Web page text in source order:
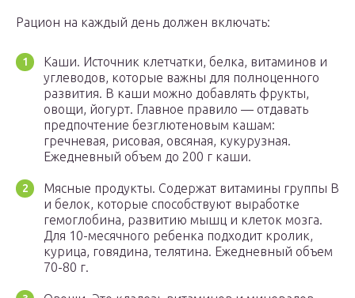
Рацион на каждый день должен включать:
Каши. Источник клетчатки, белка, витаминов и
углеводов, которые важны для полноценного
развития. В каши можно добавлять фрукты,
овощи, йогурт. Главное правило — отдавать
предпочтение безглютеновым кашам:
гречневая, рисовая, овсяная, кукурузная.
Ежедневный объем до 200 г каши.
Мясные продукты. Содержат витамины группы В
и белок, которые способствуют выработке
гемоглобина, развитию мышц и клеток мозга.
Для 10-месячного ребенка подходит кролик,
курица, говядина, телятина. Ежедневный объем
70-80 г.